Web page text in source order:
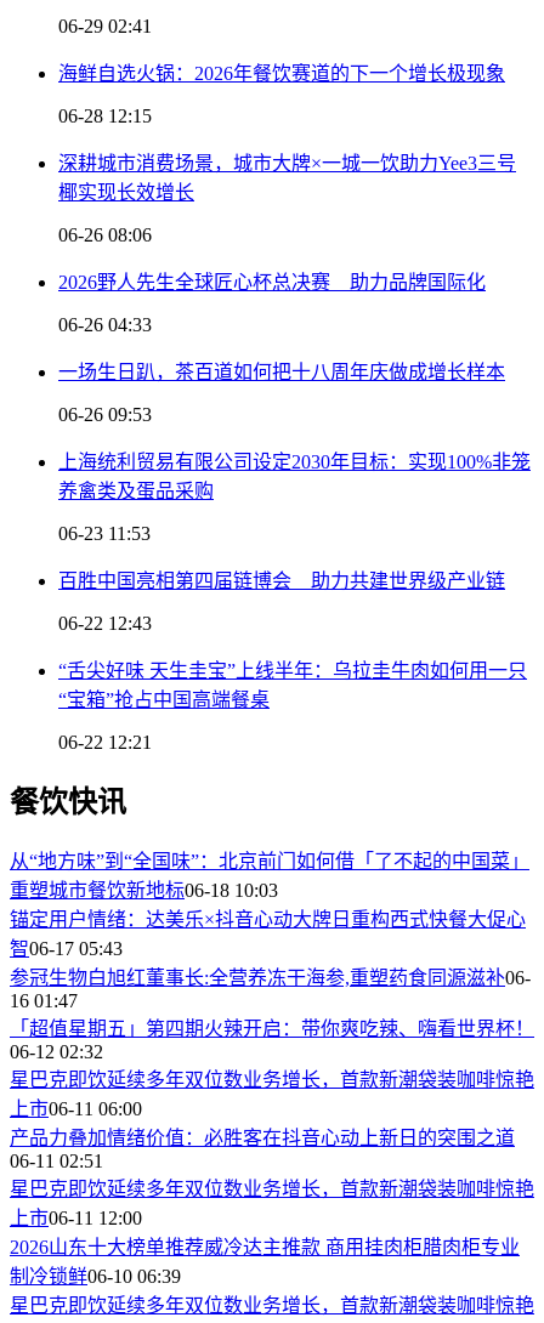
06-29 02:41
海鲜自选火锅：2026年餐饮赛道的下一个增长极现象
06-28 12:15
深耕城市消费场景，城市大牌×一城一饮助力Yee3三号
椰实现长效增长
06-26 08:06
2026野人先生全球匠心杯总决赛 助力品牌国际化
06-26 04:33
一场生日趴，茶百道如何把十八周年庆做成增长样本
06-26 09:53
上海统利贸易有限公司设定2030年目标：实现100%非笼
养禽类及蛋品采购
06-23 11:53
百胜中国亮相第四届链博会 助力共建世界级产业链
06-22 12:43
“舌尖好味 天生圭宝”上线半年：乌拉圭牛肉如何用一只
“宝箱”抢占中国高端餐桌
06-22 12:21
餐饮快讯
从“地方味”到“全国味”：北京前门如何借「了不起的中国菜」
重塑城市餐饮新地标06-18 10:03
锚定用户情绪：达美乐×抖音心动大牌日重构西式快餐大促心
智06-17 05:43
参冠生物白旭红董事长:全营养冻干海参,重塑药食同源滋补06-
16 01:47
「超值星期五」第四期火辣开启：带你爽吃辣、嗨看世界杯！
06-12 02:32
星巴克即饮延续多年双位数业务增长，首款新潮袋装咖啡惊艳
上市06-11 06:00
产品力叠加情绪价值：必胜客在抖音心动上新日的突围之道
06-11 02:51
星巴克即饮延续多年双位数业务增长，首款新潮袋装咖啡惊艳
上市06-11 12:00
2026山东十大榜单推荐威冷达主推款 商用挂肉柜腊肉柜专业
制冷锁鲜06-10 06:39
星巴克即饮延续多年双位数业务增长，首款新潮袋装咖啡惊艳